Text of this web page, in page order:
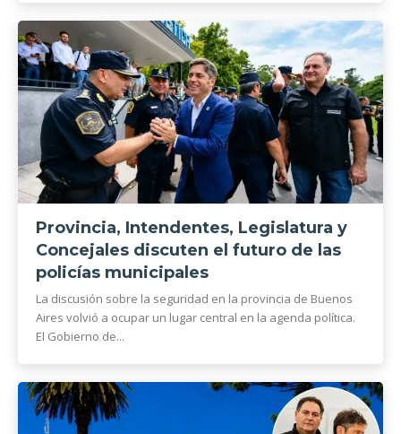
Provincia, Intendentes, Legislatura y
Concejales discuten el futuro de las
policías municipales
La discusión sobre la seguridad en la provincia de Buenos
Aires volvió a ocupar un lugar central en la agenda política.
El Gobierno de...